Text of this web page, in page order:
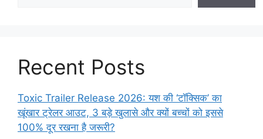
Recent Posts
Toxic Trailer Release 2026: यश की ‘टॉक्सिक’ का
खूंखार ट्रेलर आउट, 3 बड़े खुलासे और क्यों बच्चों को इससे
100% दूर रखना है जरूरी?